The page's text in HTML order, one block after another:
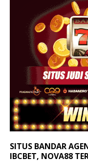
SITUS BANDAR
IBCBET, NOVA88